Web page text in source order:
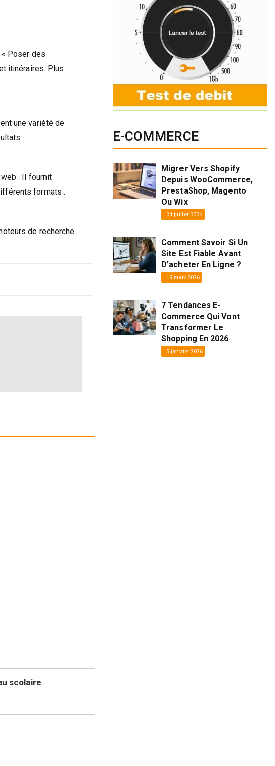
Poser des
itinéraires. Plus
une variété de
.
. Il fournit
formats .
de recherche
scolaire
E-COMMERCE
Migrer Vers Shopify
Depuis WooCommerce,
PrestaShop, Magento
Ou Wix
24 juillet 2026
Comment Savoir Si Un
Site Est Fiable Avant
D’acheter En Ligne ?
19 mars 2026
7 Tendances E-
Commerce Qui Vont
Transformer Le
Shopping En 2026
5 janvier 2026